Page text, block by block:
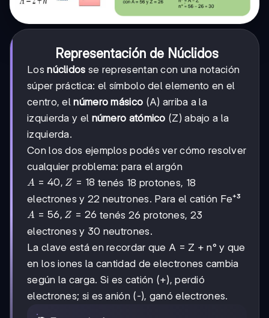
Representación de Núclidos
Losnúclidos se representan con una notación
súper práctica: el símbolo del elemento en el
centro, elnúmero másico (A) arriba a la
izquierda y el número atómico (Z) abajo a la
izquierda.
Con los dos ejemplos podés ver cómo resolver
cualquier problema: para el argón
A=40,
Z=18
A = 40, Z = 18 tenés 18 protones, 18
electrones y 22 neutrones. Para el catión Fe⁺³
A=56,
Z=26
A = 56, Z = 26 tenés 26 protones, 23
electrones y 30 neutrones.
La clave está en recordar que A = Z + n° y que
en los iones la cantidad de electrones cambia
según la carga. Si es catión (+), perdió
electrones; si es anión (-), ganó electrones.